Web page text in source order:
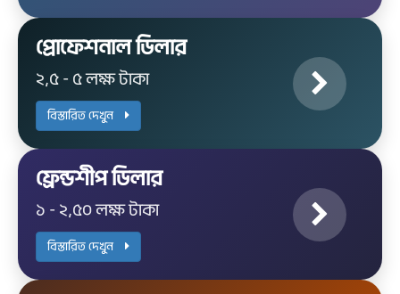
প্রোফেশনাল ডিলার
২,৫ - ৫ লক্ষ টাকা
বিস্তারিত দেখুন
ফ্রেন্ডশীপ ডিলার
১ - ২,৫০ লক্ষ টাকা
বিস্তারিত দেখুন